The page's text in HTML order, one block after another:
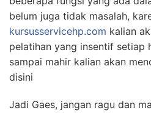
belum juga tidak masalah,
kursusservicehp.com kalian
pelatihan yang insentif setiap
sampai mahir kalian akan
disini
Jadi Gaes, jangan ragu dan